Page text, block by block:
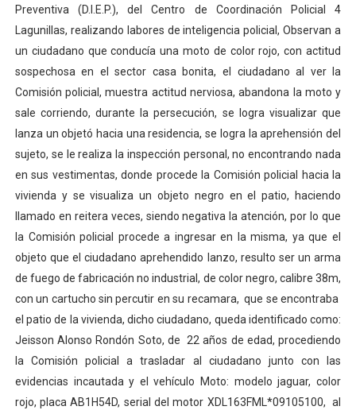
Preventiva (D.I.E.P.), del Centro de Coordinación Policial 4
Lagunillas, realizando labores de inteligencia policial, Observan a
un ciudadano que conducía una moto de color rojo, con actitud
sospechosa en el sector casa bonita, el ciudadano al ver la
Comisión policial, muestra actitud nerviosa, abandona la moto y
sale corriendo, durante la persecución, se logra visualizar que
lanza un objetó hacia una residencia, se logra la aprehensión del
sujeto, se le realiza la inspección personal, no encontrando nada
en sus vestimentas, donde procede la Comisión policial hacia la
vivienda y se visualiza un objeto negro en el patio, haciendo
llamado en reitera veces, siendo negativa la atención, por lo que
la Comisión policial procede a ingresar en la misma, ya que el
objeto que el ciudadano aprehendido lanzo, resulto ser un arma
de fuego de fabricación no industrial, de color negro, calibre 38m,
con un cartucho sin percutir en su recamara, que se encontraba
el patio de la vivienda, dicho ciudadano, queda identificado como:
Jeisson Alonso Rondón Soto, de 22 años de edad, procediendo
la Comisión policial a trasladar al ciudadano junto con las
evidencias incautada y el vehículo Moto: modelo jaguar, color
rojo, placa AB1H54D, serial del motor XDL163FML*09105100, al